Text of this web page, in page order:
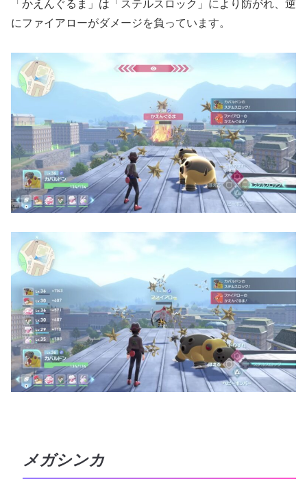
「かえんぐるま」は「ステルスロック」により防がれ、逆
にファイアローがダメージを負っています。
メガシンカ